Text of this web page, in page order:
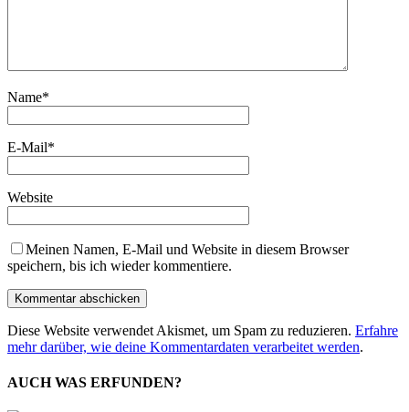
Name*
E-Mail*
Website
Meinen Namen, E-Mail und Website in diesem Browser
speichern, bis ich wieder kommentiere.
Diese Website verwendet Akismet, um Spam zu reduzieren. Erfahre
mehr darüber, wie deine Kommentardaten verarbeitet werden.
AUCH WAS ERFUNDEN?